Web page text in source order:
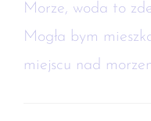
Morze, woda to
Mogła bym
miejscu nad